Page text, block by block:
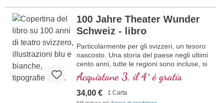
100 Jahre Theater Wunder
Schweiz - libro
Particolarmente per gli svizzeri, un tesoro
nascosto. Una storia del paese negli ultimi
cento anni, tutte le regioni sono incluse, si
impara a conoscere la Svizzera in un
modo nuovo e sorprendente.
Acquistane 3, il 4° è gratis
34,00 € 1 Carta